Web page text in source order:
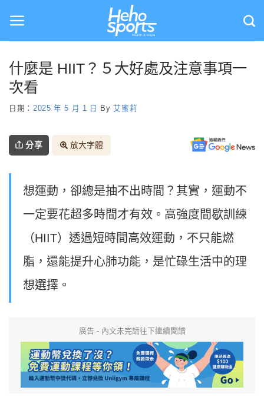
content
什麼是 HIIT？５大好處及注意事項一
次看
日期： 2025 年 5 月 1 日 By艾蜜莉
分享 放大字體
想運動，卻總是抽不出時間？其實，運動不
一定要花超多時間才有效。高強度間歇訓練
（HIIT）透過短時間高效運動，不只能燃
脂，還能提升心肺功能，是忙碌生活中的理
想選擇。
廣告 - 內文未完請往下繼續閱讀